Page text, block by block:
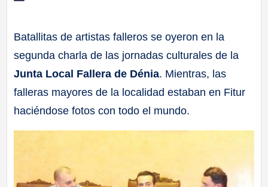
Batallitas de artistas falleros se oyeron en la
segunda charla de las jornadas culturales de la
Junta Local Fallera de Dénia. Mientras, las
falleras mayores de la localidad estaban en Fitur
haciéndose fotos con todo el mundo.